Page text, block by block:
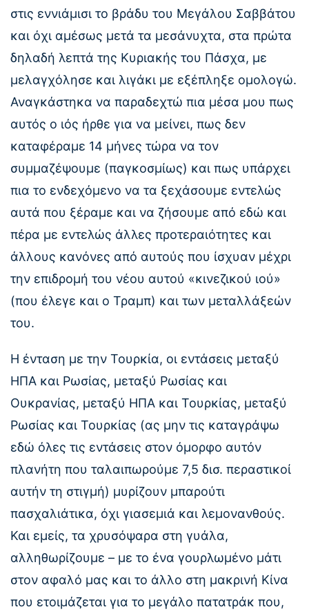
στις εννιάμισι το βράδυ του Μεγάλου Σαββάτου
και όχι αμέσως μετά τα μεσάνυχτα, στα πρώτα
δηλαδή λεπτά της Κυριακής του Πάσχα, με
μελαγχόλησε και λιγάκι με εξέπληξε ομολογώ.
Αναγκάστηκα να παραδεχτώ πια μέσα μου πως
αυτός ο ιός ήρθε για να μείνει, πως δεν
καταφέραμε 14 μήνες τώρα να τον
συμμαζέψουμε (παγκοσμίως) και πως υπάρχει
πια το ενδεχόμενο να τα ξεχάσουμε εντελώς
αυτά που ξέραμε και να ζήσουμε από εδώ και
πέρα με εντελώς άλλες προτεραιότητες και
άλλους κανόνες από αυτούς που ίσχυαν μέχρι
την επιδρομή του νέου αυτού «κινεζικού ιού»
(που έλεγε και ο Τραμπ) και των μεταλλάξεών
του.
Η ένταση με την Τουρκία, οι εντάσεις μεταξύ
ΗΠΑ και Ρωσίας, μεταξύ Ρωσίας και
Ουκρανίας, μεταξύ ΗΠΑ και Τουρκίας, μεταξύ
Ρωσίας και Τουρκίας (ας μην τις καταγράψω
εδώ όλες τις εντάσεις στον όμορφο αυτόν
πλανήτη που ταλαιπωρούμε 7,5 δισ. περαστικοί
αυτήν τη στιγμή) μυρίζουν μπαρούτι
πασχαλιάτικα, όχι γιασεμιά και λεμονανθούς.
Και εμείς, τα χρυσόψαρα στη γυάλα,
αλληθωρίζουμε – με το ένα γουρλωμένο μάτι
στον αφαλό μας και το άλλο στη μακρινή Κίνα
που ετοιμάζεται για το μεγάλο πατατράκ που,